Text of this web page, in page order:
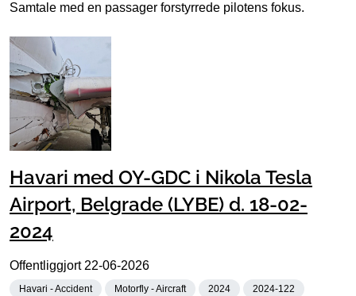
Samtale med en passager forstyrrede pilotens fokus.
Havari med OY-GDC i Nikola Tesla
Airport, Belgrade (LYBE) d. 18-02-
2024
Offentliggjort 22-06-2026
Havari - Accident Motorfly - Aircraft 2024 2024-122